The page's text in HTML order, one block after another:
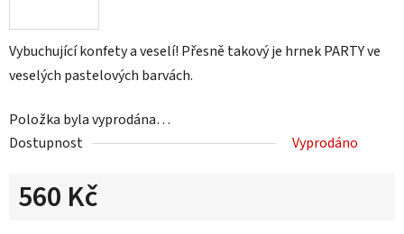
Vybuchující konfety a veselí! Přesně takový je hrnek PARTY ve
veselých pastelových barvách.
Položka byla vyprodána…
Dostupnost
Vyprodáno
560 Kč